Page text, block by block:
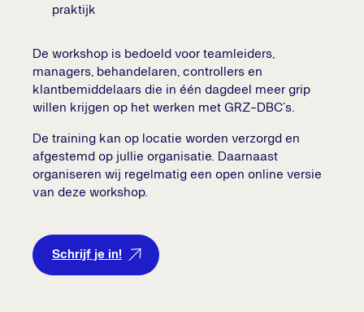
praktijk
De workshop is bedoeld voor teamleiders,
managers, behandelaren, controllers en
klantbemiddelaars die in één dagdeel meer grip
willen krijgen op het werken met GRZ-DBC’s.
De training kan op locatie worden verzorgd en
afgestemd op jullie organisatie. Daarnaast
organiseren wij regelmatig een open online versie
van deze workshop.
Schrijf je in!